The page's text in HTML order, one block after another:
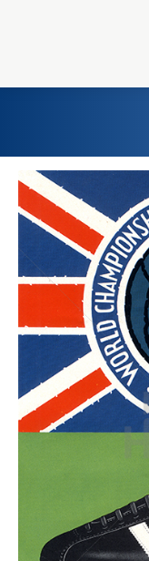
Home
Einst und Heute
Marken
Konzerne
Epoche